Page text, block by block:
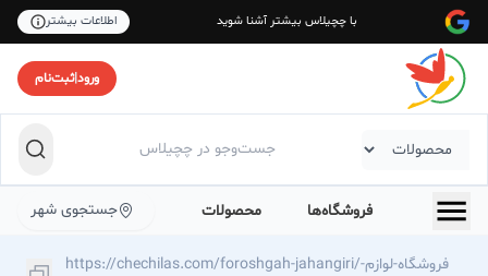
با چچیلاس بیشتر آشنا شوید اطلاعات بیشتر
ورود|ثبت‌نام
فروشگاه‌ها محصولات جستجوی شهر
https://chechilas.com/foroshgah-jahangiri/فروشگاه-لوازم-